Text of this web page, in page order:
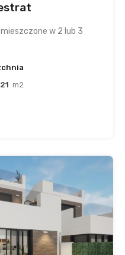
w 2 lub 3
m2